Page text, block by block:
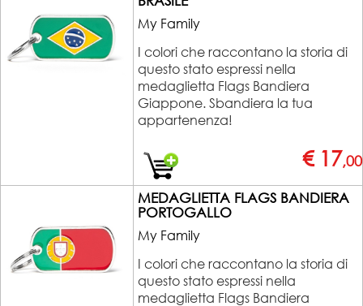
My Family
I colori che raccontano la storia di
questo stato espressi nella
medaglietta Flags Bandiera
Giappone. Sbandiera la tua
appartenenza!
€ 17,00
MEDAGLIETTA FLAGS BANDIERA
PORTOGALLO
My Family
I colori che raccontano la storia di
questo stato espressi nella
medaglietta Flags Bandiera